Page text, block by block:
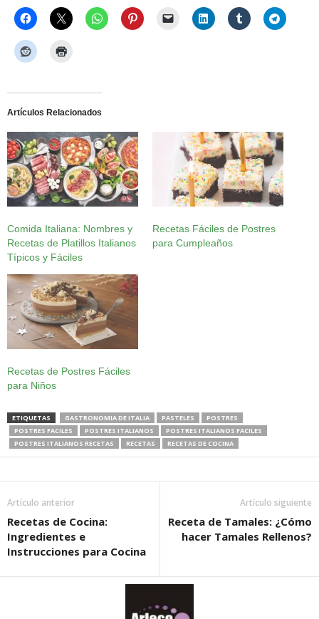
Artículos Relacionados
Comida Italiana: Nombres y
Recetas de Platillos Italianos
Típicos y Fáciles
Recetas Fáciles de Postres
para Cumpleaños
Recetas de Postres Fáciles
para Niños
ETIQUETAS GASTRONOMIA DE ITALIA PASTELES
POSTRES
POSTRES FACILES
POSTRES ITALIANOS
POSTRES ITALIANOS FACILES
POSTRES ITALIANOS RECETAS
RECETAS RECETAS DE COCINA
Artículo anterior
Recetas de Cocina:
Ingredientes e
Instrucciones para Cocina
Artículo siguiente
Receta de Tamales: ¿Cómo
hacer Tamales Rellenos?